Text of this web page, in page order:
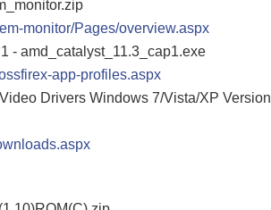
monitor/Pages/overview.aspx
- amd_catalyst_11.3_cap1.exe
app-profiles.aspx
Drivers Windows 7/Vista/XP Version